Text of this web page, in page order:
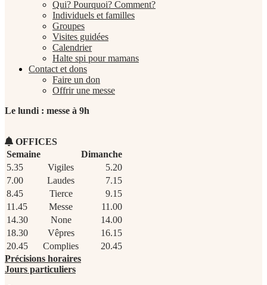
Qui? Pourquoi? Comment?
Individuels et familles
Groupes
Visites guidées
Calendrier
Halte spi pour mamans
Contact et dons
Faire un don
Offrir une messe
Le lundi : messe à 9h
OFFICES
Semaine
Dimanche
5.35
Vigiles
5.20
7.00
Laudes
7.15
8.45
Tierce
9.15
11.45
Messe
11.00
14.30
None
14.00
18.30
Vêpres
16.15
20.45
Complies
20.45
Précisions horaires
Jours particuliers